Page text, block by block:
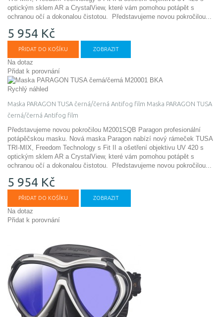
optickým sklem AR a CrystalView, které vám pomohou potápět s
ochranou očí a dokonalou čistotou.
Představujeme novou pokročilou...
5 954 Kč
PŘIDAT DO KOŠÍKU ZOBRAZIT
Na dotaz
Přidat k porovnání
Rychlý náhled
Maska PARAGON TUSA černá/černá Antifog film Maska PARAGON TUSA
černá/černá Antifog film
Představujeme novou pokročilou M2001SQB Paragon profesionální
potápěčskou masku. Nová maska ​​Paragon nabízí nový rámeček TUSA
TRI-MIX, Freedom Technology s Fit II a ošetření objektivu UV 420 s
optickým sklem AR a CrystalView, které vám pomohou potápět s
ochranou očí a dokonalou čistotou.
Představujeme novou pokročilou...
5 954 Kč
PŘIDAT DO KOŠÍKU ZOBRAZIT
Na dotaz
Přidat k porovnání